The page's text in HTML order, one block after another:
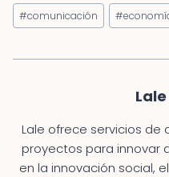
Etiquetas
de
entrada:
#comunicación #
Lale ofrece servicios de
proyectos para innovar
en la innovación social,